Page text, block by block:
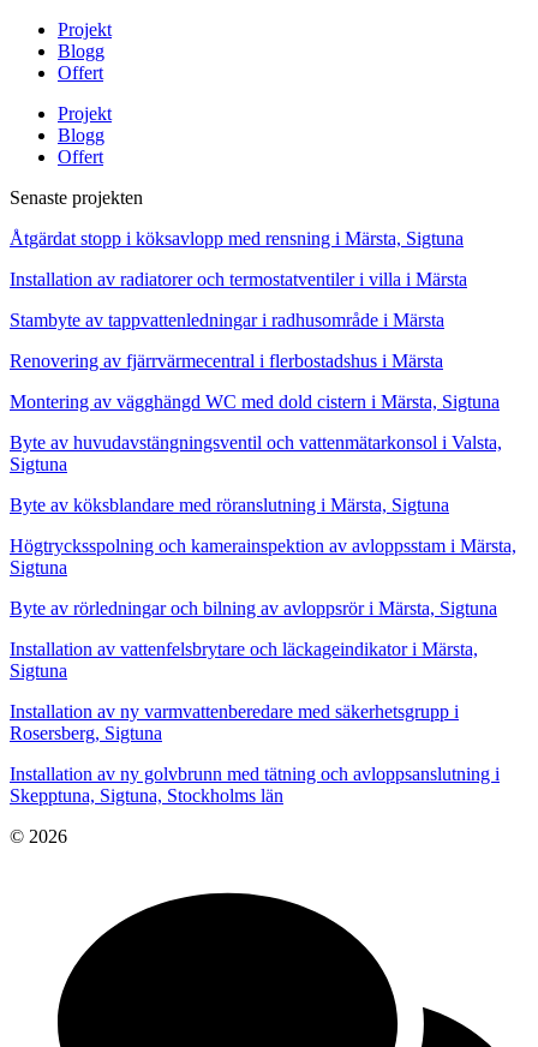
Projekt
Blogg
Offert
Projekt
Blogg
Offert
Senaste projekten
Åtgärdat stopp i köksavlopp med rensning i Märsta, Sigtuna
Installation av radiatorer och termostatventiler i villa i Märsta
Stambyte av tappvattenledningar i radhusområde i Märsta
Renovering av fjärrvärmecentral i flerbostadshus i Märsta
Montering av vägghängd WC med dold cistern i Märsta, Sigtuna
Byte av huvudavstängningsventil och vattenmätarkonsol i Valsta,
Sigtuna
Byte av köksblandare med röranslutning i Märsta, Sigtuna
Högtrycksspolning och kamerainspektion av avloppsstam i Märsta,
Sigtuna
Byte av rörledningar och bilning av avloppsrör i Märsta, Sigtuna
Installation av vattenfelsbrytare och läckageindikator i Märsta,
Sigtuna
Installation av ny varmvattenberedare med säkerhetsgrupp i
Rosersberg, Sigtuna
Installation av ny golvbrunn med tätning och avloppsanslutning i
Skepptuna, Sigtuna, Stockholms län
© 2026